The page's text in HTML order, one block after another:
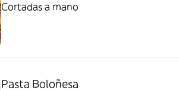
Cortadas a mano
Pasta Boloñesa